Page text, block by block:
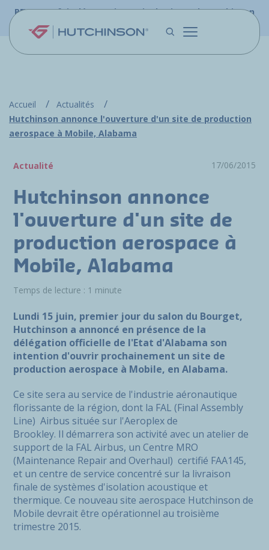
Aller au contenu principal
PFW.aero fait désormais partie du site web Hutchinson
Accueil
Actualités
Hutchinson annonce l'ouverture d'un site de production
aerospace à Mobile, Alabama
Actualité 17/06/2015
Hutchinson annonce
l'ouverture d'un site de
production aerospace à
Mobile, Alabama
Temps de lecture : 1 minute
Lundi 15 juin, premier jour du salon du Bourget,
Hutchinson a annoncé en présence de la
délégation officielle de l'Etat d'Alabama son
intention d'ouvrir prochainement un site de
production aerospace à Mobile, en Alabama.
Ce site sera au service de l'industrie aéronautique
florissante de la région, dont la FAL (Final Assembly
Line) Airbus située sur l'Aeroplex de
Brookley. Il démarrera son activité avec un atelier de
support de la FAL Airbus, un Centre MRO
(Maintenance Repair and Overhaul) certifié FAA145,
et un centre de service concentré sur la livraison
finale de systèmes d'isolation acoustique et
thermique. Ce nouveau site aerospace Hutchinson de
Mobile devrait être opérationnel au troisième
trimestre 2015.